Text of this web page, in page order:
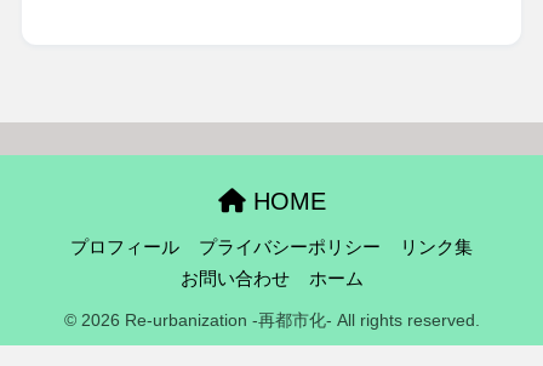
HOME
プロフィール プライバシーポリシー
リンク集
お問い合わせ
ホーム
© 2026 Re-urbanization -再都市化- All rights reserved.